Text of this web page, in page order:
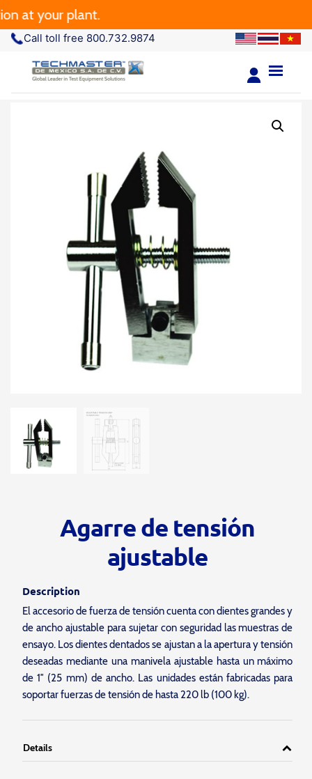
your plant.
Call toll free 800.732.9874
Agarre de tensión
ajustable
Description
El accesorio de fuerza de tensión cuenta con dientes grandes y
de ancho ajustable para sujetar con seguridad las muestras de
ensayo. Los dientes dentados se ajustan a la apertura y tensión
deseadas mediante una manivela ajustable hasta un máximo
de 1″ (25 mm) de ancho. Las unidades están fabricadas para
soportar fuerzas de tensión de hasta 220 lb (100 kg).
Details